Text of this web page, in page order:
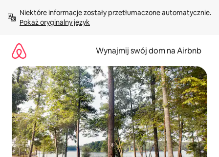
treści Pokaż oryginalny język
Wynajmij swój dom na Airbnb